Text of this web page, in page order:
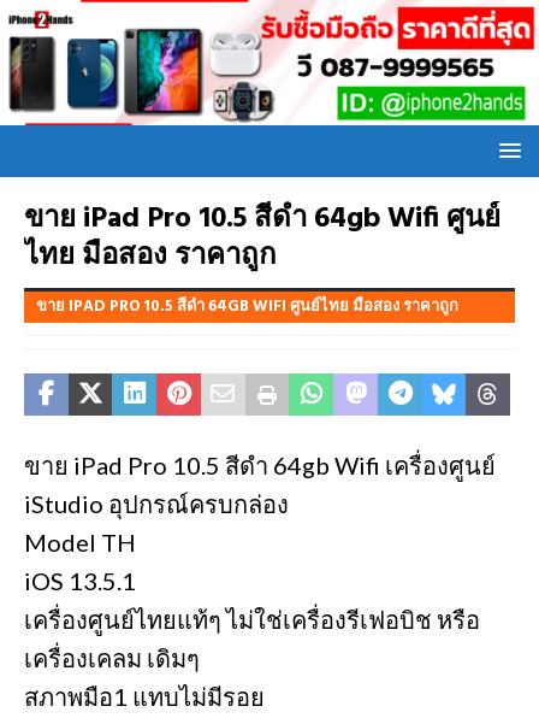
ขาย iPad Pro 10.5 สีดำ 64gb Wifi ศูนย์
ไทย มือสอง ราคาถูก
ขาย IPAD PRO 10.5 สีดำ 64GB WIFI ศูนย์ไทย มือสอง ราคาถูก
ขาย iPad Pro 10.5 สีดำ 64gb Wifi เครื่องศูนย์
iStudio อุปกรณ์ครบกล่อง
Model TH
iOS 13.5.1
เครื่องศูนย์ไทยแท้ๆ ไม่ใช่เครื่องรีเฟอบิช หรือ
เครื่องเคลม เดิมๆ
สภาพมือ1 แทบไม่มีรอย